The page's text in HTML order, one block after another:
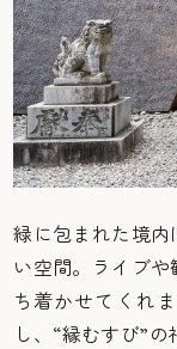
緑に包まれた境
い空間。ライブ
ち着かせてくれ
し、“縁むすび”